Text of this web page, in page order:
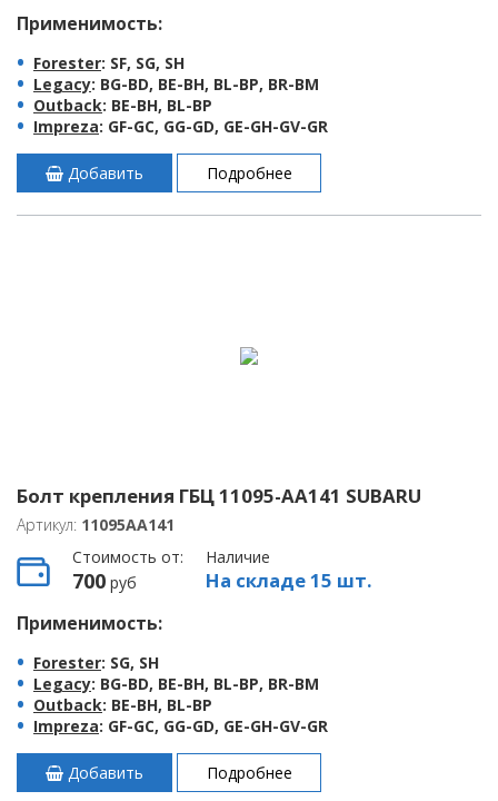
Применимость:
Forester: SF, SG, SH
Legacy: BG-BD, BE-BH, BL-BP, BR-BM
Outback: BE-BH, BL-BP
Impreza: GF-GC, GG-GD, GE-GH-GV-GR
Добавить Подробнее
Болт крепления ГБЦ 11095-AA141 SUBARU
Артикул: 11095AA141
Стоимость от:
700 руб
Наличие
На складе 15 шт.
Применимость:
Forester: SG, SH
Legacy: BG-BD, BE-BH, BL-BP, BR-BM
Outback: BE-BH, BL-BP
Impreza: GF-GC, GG-GD, GE-GH-GV-GR
Добавить Подробнее